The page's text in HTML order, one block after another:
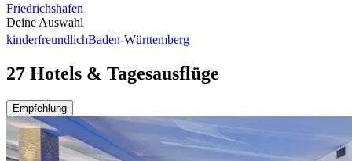
Friedrichshafen
Deine Auswahl
kinderfreundlichBaden-Württemberg
27 Hotels & Tagesausflüge
Empfehlung